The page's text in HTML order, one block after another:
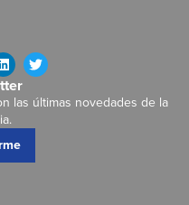
las últimas novedades de la